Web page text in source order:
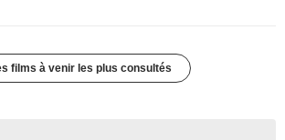
films à venir les plus consultés